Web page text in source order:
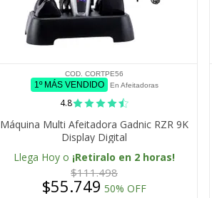
COD. CORTPE56
1º MÁS VENDIDO En Afeitadoras
4.8
Máquina Multi Afeitadora Gadnic RZR 9K
Display Digital
Llega Hoy o ¡Retiralo en 2 horas!
$111.498
$55.749 50% OFF